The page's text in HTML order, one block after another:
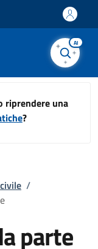
AI
riprendere una
?
/
parte